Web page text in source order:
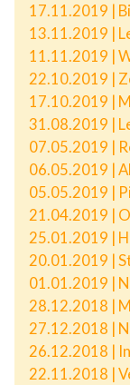
17.11.2019 |
13.11.2019 |
11.11.2019 |
22.10.2019 |
17.10.2019 |
31.08.2019 |
07.05.2019 |
06.05.2019 |
05.05.2019 |
21.04.2019 |
25.01.2019 |
20.01.2019 |
01.01.2019 |
28.12.2018 |
27.12.2018 |
26.12.2018 |
22.11.2018 |